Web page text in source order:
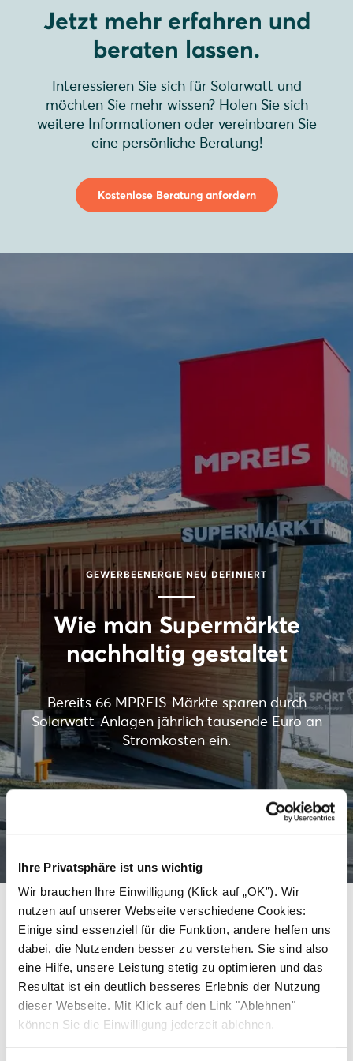
Ihre Privatsphäre ist uns wichtig
Wir brauchen Ihre Einwilligung (Klick auf „OK”). Wir
nutzen auf unserer Webseite verschiedene Cookies:
Einige sind essenziell für die Funktion, andere helfen uns
dabei, die Nutzenden besser zu verstehen. Sie sind also
eine Hilfe, unsere Leistung stetig zu optimieren und das
Resultat ist ein deutlich besseres Erlebnis der Nutzung
dieser Webseite. Mit Klick auf den Link "Ablehnen"
können Sie die Einwilligung jederzeit ablehnen.
Jetzt mehr erfahren und
beraten lassen.
Interessieren Sie sich für Solarwatt und
möchten Sie mehr wissen? Holen Sie sich
weitere Informationen oder vereinbaren Sie
eine persönliche Beratung!
Kostenlose Beratung anfordern
GEWERBEENERGIE NEU DEFINIERT
Wie man Supermärkte
nachhaltig gestaltet
Bereits 66 MPREIS-Märkte sparen durch
Solarwatt-Anlagen jährlich tausende Euro an
Stromkosten ein.
Weitere Dächer, die saubere
Energie mit Solarwatt
erzeugen.